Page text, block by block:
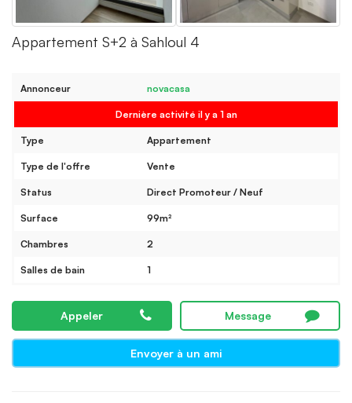
Appartement S+2 à Sahloul 4
Annonceur novacasa
Dernière activité il y a 1 an
Type Appartement
Type de l'offre Vente
Status Direct Promoteur / Neuf
Surface 99m²
Chambres 2
Salles de bain 1
Appeler Message
Envoyer à un ami